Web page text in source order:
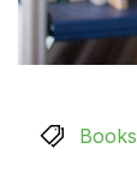
Books